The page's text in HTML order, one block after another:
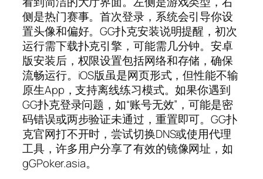
侧是热门赛事。首次登录，系统会引导你设
置头像和偏好。GG扑克安装说明提醒，初次
运行需下载扑克引擎，可能需几分钟。安卓
版安装后，权限设置包括网络和存储，确保
流畅运行。iOS版虽是网页形式，但性能不输
原生App，支持离线练习模式。如果你遇到
GG扑克登录问题，如“账号无效”，可能是密
码错误或两步验证未通过，重置即可。GG扑
克官网打不开时，尝试切换DNS或使用代理
工具，许多用户分享了有效的镜像网址，如
gGPoker.asia。